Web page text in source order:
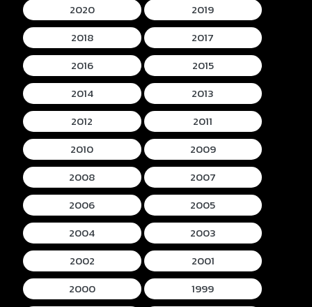
2020
2019
2018
2017
2016
2015
2014
2013
2012
2011
2010
2009
2008
2007
2006
2005
2004
2003
2002
2001
2000
1999